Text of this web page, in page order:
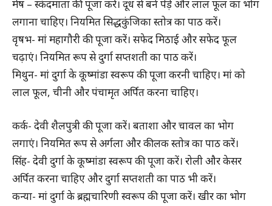
मेष – स्कंदमाता की पूजा करें। दूध से बने पेड़े और लाल फूल का भोग
लगाना चाहिए। नियमित सिद्धकुंजिका स्तोत्र का पाठ करें।
वृषभ- मां महागौरी की पूजा करें। सफेद मिठाई और सफेद फूल
चढ़ाएं। नियमित रूप से दुर्गा सप्तशती का पाठ करें।
मिथुन- मां दुर्गा के कूष्मांडा स्वरूप की पूजा करनी चाहिए। मां को
लाल फूल, चीनी और पंचामृत अर्पित करना चाहिए।
कर्क- देवी शैलपुत्री की पूजा करें। बताशा और चावल का भोग
लगाएं। नियमित रूप से अर्गला और कीलक स्तोत्र का पाठ करें।
सिंह- देवी दुर्गा के कूष्मांडा स्वरूप की पूजा करें। रोली और केसर
अर्पित करना चाहिए और दुर्गा सप्तशती का पाठ भी करें।
कन्या- मां दुर्गा के ब्रह्मचारिणी स्वरूप की पूजा करें। खीर का भोग